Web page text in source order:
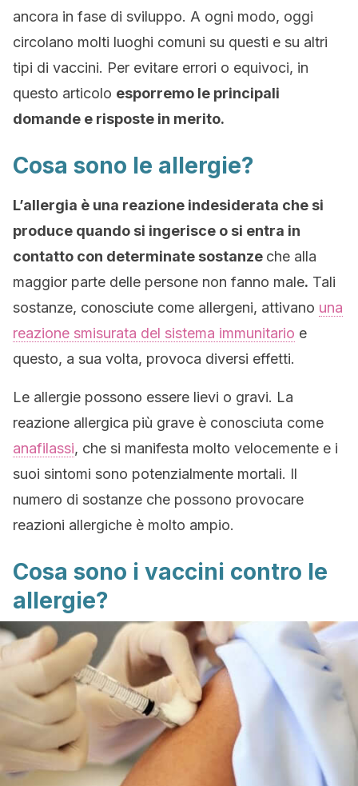
ancora in fase di sviluppo. A ogni modo, oggi
circolano molti luoghi comuni su questi e su altri
tipi di vaccini. Per evitare errori o equivoci, in
questo articolo esporremo le principali
domande e risposte in merito.
Cosa sono le allergie?
L’allergia è una reazione indesiderata che si
produce quando si ingerisce o si entra in
contatto con determinate sostanze che alla
maggior parte delle persone non fanno male. Tali
sostanze, conosciute come allergeni, attivano una
reazione smisurata del sistema immunitario e
questo, a sua volta, provoca diversi effetti.
Le allergie possono essere lievi o gravi. La
reazione allergica più grave è conosciuta come
anafilassi, che si manifesta molto velocemente e i
suoi sintomi sono potenzialmente mortali. Il
numero di sostanze che possono provocare
reazioni allergiche è molto ampio.
Cosa sono i vaccini contro le
allergie?